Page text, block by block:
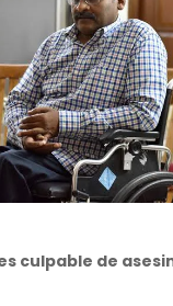
culpable de